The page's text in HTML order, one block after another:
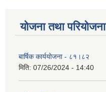
योजना तथा परियोजना
बार्षिक कार्ययोजना - ८१।८२
मिति: 07/26/2024 - 14:40